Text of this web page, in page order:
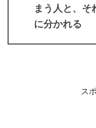
まう人と、そ
に分かれる
ス